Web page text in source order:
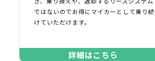
ではないのでお得にマイカーとして乗り続
けていただけます。
詳細はこちら